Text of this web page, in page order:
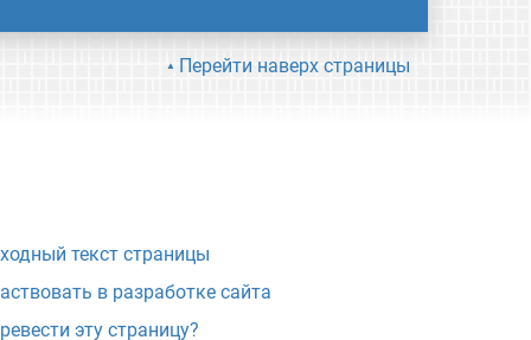
Перейти наверх страницы
текст страницы
в разработке сайта
эту страницу?